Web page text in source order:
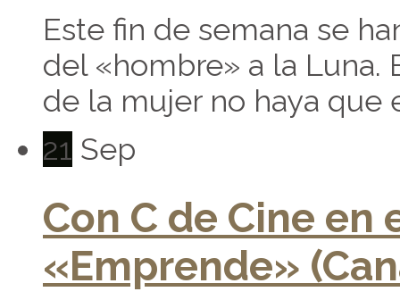
Este fin de semana se
del «hombre» a la Luna.
de la mujer no haya que
21 Sep
Con C de Cine en
«Emprende»